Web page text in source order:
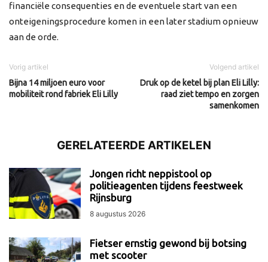
financiële consequenties en de eventuele start van een
onteigeningsprocedure komen in een later stadium opnieuw
aan de orde.
Vorig artikel
Bijna 14 miljoen euro voor
mobiliteit rond fabriek Eli Lilly
Volgend artikel
Druk op de ketel bij plan Eli Lilly:
raad ziet tempo en zorgen
samenkomen
GERELATEERDE ARTIKELEN
Jongen richt neppistool op
politieagenten tijdens feestweek
Rijnsburg
8 augustus 2026
Fietser ernstig gewond bij botsing
met scooter